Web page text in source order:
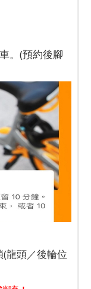
。(預約後腳
龍頭／後輪位